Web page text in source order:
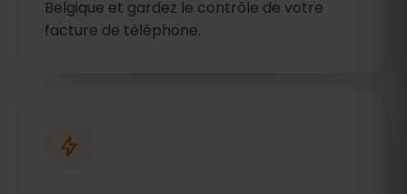
Belgique et gardez le contrôle de votre
facture de téléphone.